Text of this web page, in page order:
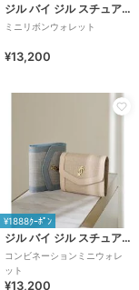
ジル バイ ジル スチュアート
ミニリボンウォレット
¥13,200
¥1888ｸｰﾎﾟﾝ
ジル バイ ジル スチュアート
コンビネーションミニウォレ
ット
¥13,200